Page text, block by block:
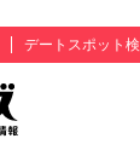
デートスポット